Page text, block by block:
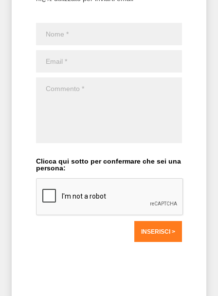
Clicca qui sotto per confermare che sei una
persona: